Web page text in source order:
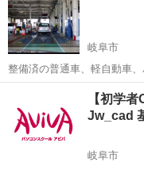
協会の ...
岐阜市
整備済の普通車、軽自動車
かり、岐阜陸運局または軽
る状態に整備できているこ...
その他
【初学
Jw_cad
岐阜市